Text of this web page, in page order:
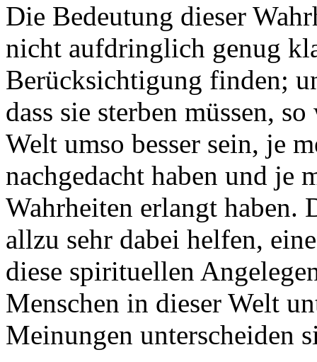
Die Bedeutung dieser
nicht aufdringlich genug
Berücksichtigung finden;
dass sie sterben müssen,
Welt umso besser sein, je
nachgedacht haben und je
Wahrheiten erlangt
allzu sehr dabei helfen,
diese spirituellen
Menschen in dieser Welt
Meinungen unterscheiden